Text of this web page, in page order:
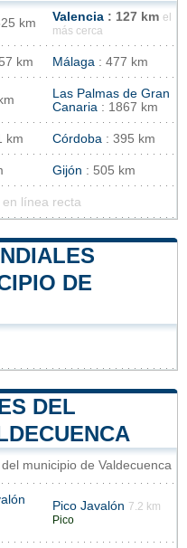
km Valencia : 127 km el
más cerca
km Málaga : 477 km
Las Palmas de Gran
Canaria : 1867 km
km Córdoba : 395 km
Gijón : 505 km
línea recta
DE
DEL
municipio de Valdecuenca
Pico Javalón 7.2 km
Pico